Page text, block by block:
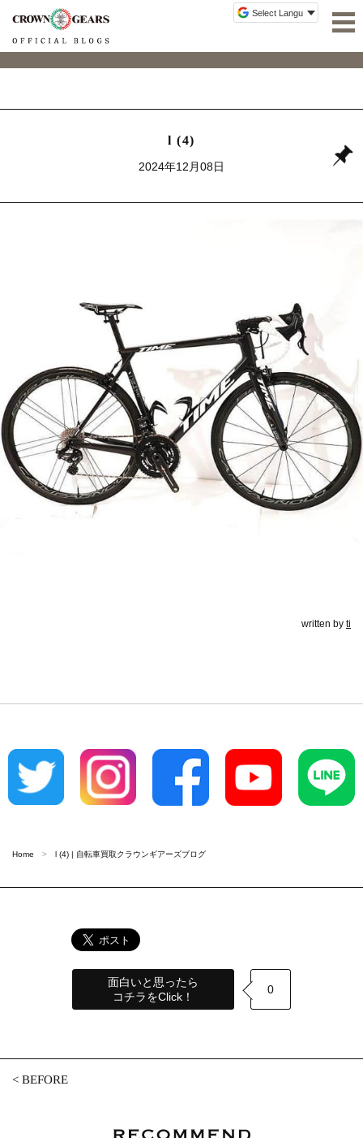
l (4)
2024年12月08日
written by ti
Home l (4) | 自転車買取クラウンギアーズブログ
面白いと思ったら
コチラをClick！
0
<BEFORE